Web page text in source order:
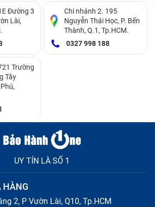
Đường 3
Lài,
Chi nhánh 2. 195
Nguyễn Thái Học, P. Bến
Thành, Q.1, Tp.HCM.
0327 998 188
Trường
Tây
UY TÍN LÀ SỐ 1
HÀNG
2, P Vườn Lài, Q10, Tp.HCM